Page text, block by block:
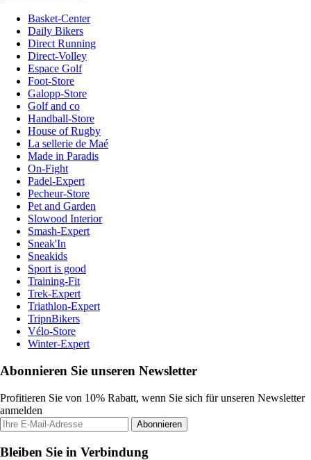
Basket-Center
Daily Bikers
Direct Running
Direct-Volley
Espace Golf
Foot-Store
Galopp-Store
Golf and co
Handball-Store
House of Rugby
La sellerie de Maé
Made in Paradis
On-Fight
Padel-Expert
Pecheur-Store
Pet and Garden
Slowood Interior
Smash-Expert
Sneak'In
Sneakids
Sport is good
Training-Fit
Trek-Expert
Triathlon-Expert
TripnBikers
Vélo-Store
Winter-Expert
Abonnieren Sie unseren Newsletter
Profitieren Sie von 10% Rabatt, wenn Sie sich für unseren Newsletter
anmelden
Abonnieren
Bleiben Sie in Verbindung